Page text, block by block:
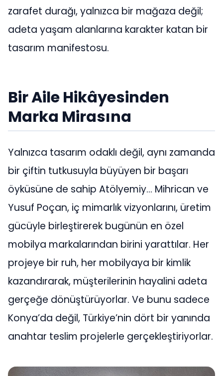
zarafet durağı, yalnızca bir mağaza değil;
adeta yaşam alanlarına karakter katan bir
tasarım manifestosu.
Bir Aile Hikâyesinden
Marka Mirasına
Yalnızca tasarım odaklı değil, aynı zamanda
bir çiftin tutkusuyla büyüyen bir başarı
öyküsüne de sahip Atölyemiy… Mihrican ve
Yusuf Poçan, iç mimarlık vizyonlarını, üretim
gücüyle birleştirerek bugünün en özel
mobilya markalarından birini yarattılar. Her
projeye bir ruh, her mobilyaya bir kimlik
kazandırarak, müşterilerinin hayalini adeta
gerçeğe dönüştürüyorlar. Ve bunu sadece
Konya’da değil, Türkiye’nin dört bir yanında
anahtar teslim projelerle gerçekleştiriyorlar.